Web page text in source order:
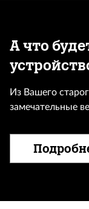
А что
Из Вашего
замечательные